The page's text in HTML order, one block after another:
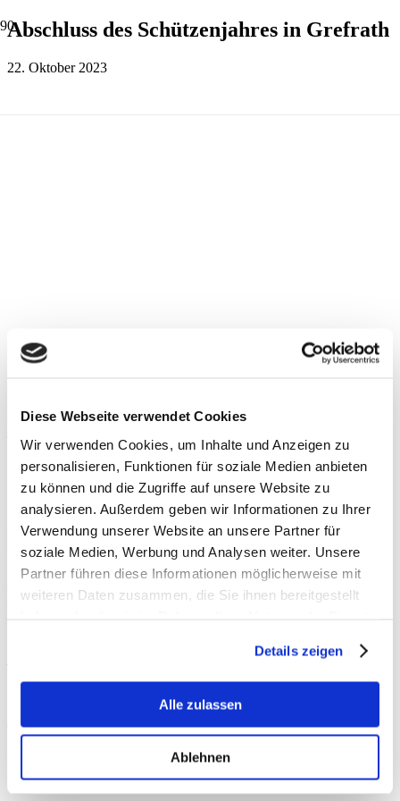
Diese Webseite verwendet Cookies
Wir verwenden Cookies, um Inhalte und Anzeigen zu
personalisieren, Funktionen für soziale Medien anbieten
zu können und die Zugriffe auf unsere Website zu
analysieren. Außerdem geben wir Informationen zu Ihrer
Verwendung unserer Website an unsere Partner für
soziale Medien, Werbung und Analysen weiter. Unsere
Partner führen diese Informationen möglicherweise mit
weiteren Daten zusammen, die Sie ihnen bereitgestellt
Details zeigen
Alle zulassen
Ablehnen
Abschluss des Schützenjahres in Grefrath
22. Oktober 2023
Tolle Stimmung herrschte gestern imSeerosensaal in
Dort feierte der Bezirksverband Nettetal-Grefrath seinen
Bezirks-Gala-Ball 2023.
Im Mittelpunkt stand natürlich Bezirkskönig Tim van
Overbrüggen von derSt. Anna und Hubertus Bruderschaft 1804 e.
aus Schaag. Angeführt von Bezirksbundesmeister Hans
Puschmann ließen ihn über 600 Schützenbrüder und -schwestern
Stadt Nettetal
Grefrathhochleben.
Spielmannszug „Frisch Auf“ Hinsbeck 1963 e.V.dieHeier Jonges
freundlich begrüßt und empfangen worden bin. Auch für mich war
das ein krönender Abschluss meines Schützenjahres.